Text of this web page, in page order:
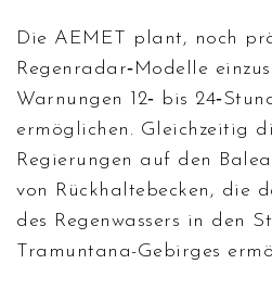
Die AEMET plant, noch
Regenradar‑Modelle
Warnungen 12‑ bis
ermöglichen. Gleichzeitig
Regierungen auf den
von Rückhaltebecken, die
des Regenwassers in den
Tramuntana-Gebirges